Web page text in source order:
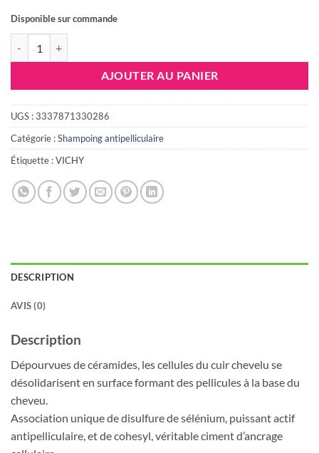
Disponible sur commande
AJOUTER AU PANIER
UGS :3337871330286
Catégorie :Shampoing antipelliculaire
Étiquette :VICHY
DESCRIPTION
AVIS (0)
Description
Dépourvues de céramides, les cellules du cuir chevelu se
désolidarisent en surface formant des pellicules à la base du
cheveu.
Association unique de disulfure de sélénium, puissant actif
antipelliculaire, et de cohesyl, véritable ciment d’ancrage